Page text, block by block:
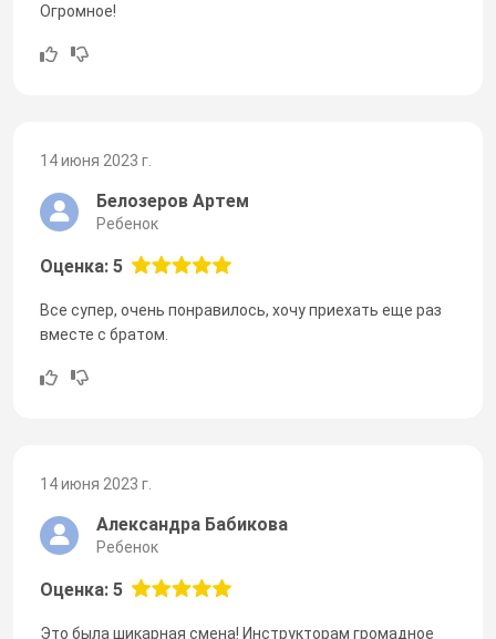
Огромное!
14 июня 2023 г.
Белозеров Артем
Ребенок
Оценка: 5
Все супер, очень понравилось, хочу приехать еще раз
вместе с братом.
14 июня 2023 г.
Александра Бабикова
Ребенок
Оценка: 5
Это была шикарная смена! Инструкторам громадное